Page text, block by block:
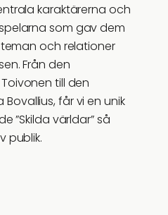
karaktärerna och
som gav dem
och relationer
Från den
till den
får vi en unik
”Skilda världar” så
publik.